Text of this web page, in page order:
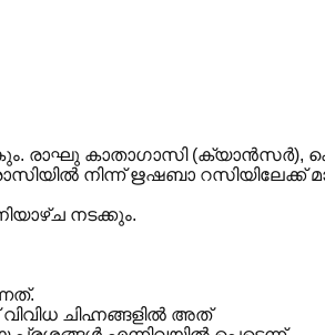
രാഘു കാതാഗാസി (ക്യാൻസർ),
നിന്ന് ഋഷബാ റസിയിലേക്ക്
നടക്കും.
ചിഹ്നങ്ങളിൽ അത്